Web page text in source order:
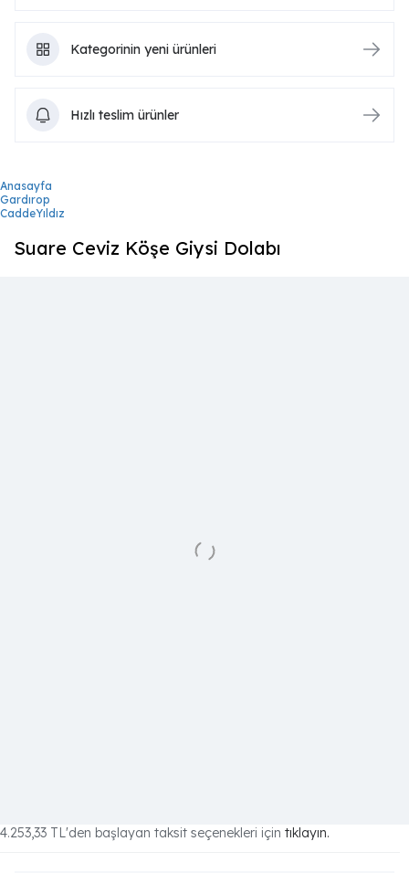
Kategorinin yeni ürünleri
Hızlı teslim ürünler
Anasayfa
Gardırop
CaddeYıldız
Suare Ceviz Köşe Giysi Dolabı
4.253,33 TL'den başlayan taksit seçenekleri için tıklayın.